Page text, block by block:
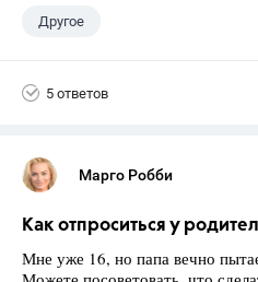
Другое
5 ответов
Марго Робби
Как отпроситься у
Мне уже 16, но папа вечно